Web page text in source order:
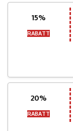
15%
RABATT
20%
RABATT